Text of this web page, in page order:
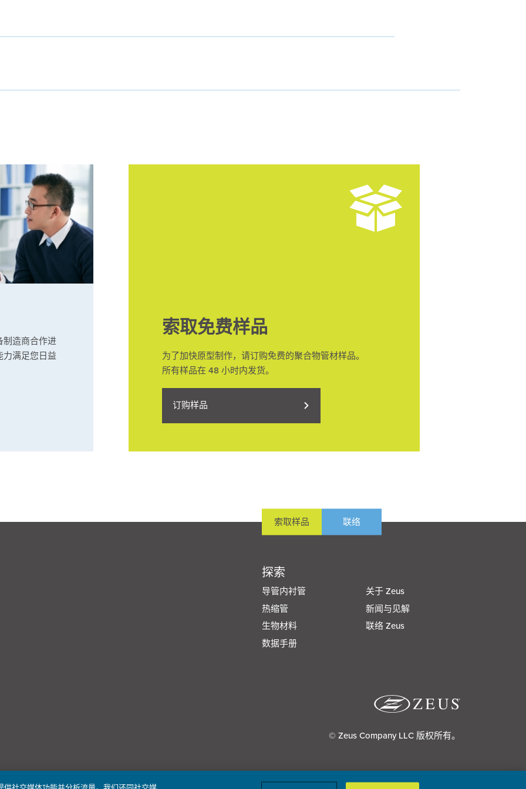
制造商合作进
力满足您日益
索取免费样品
为了加快原型制作，请订购免费的聚合物管材样品。
所有样品在 48 小时内发货。
订购样品
索取样品 联络
探索
导管内衬管
热缩管
生物材料
数据手册
关于 Zeus
新闻与见解
联络 Zeus
© Zeus Company LLC 版权所有。